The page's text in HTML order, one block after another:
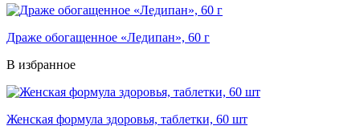
Драже обогащенное «Ледипан», 60 г
В избранное
Женская формула здоровья, таблетки, 60 шт